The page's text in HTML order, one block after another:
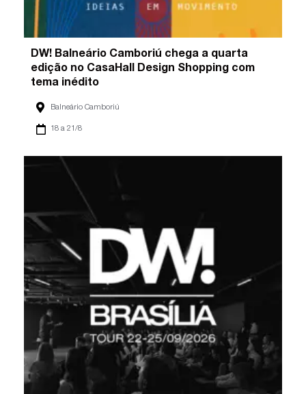
DW! Balneário Camboriú chega a quarta
edição no CasaHall Design Shopping com
tema inédito
Balneário Camboriú
18 a 21/8